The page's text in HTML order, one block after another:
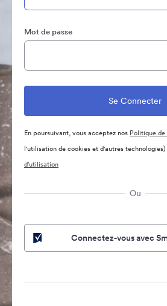
Mot de passe
En poursuivant, vous acceptez nos Politique
l'utilisation de cookies et d'autres technologies)
d’utilisation
Ou
Connectez-vous avec